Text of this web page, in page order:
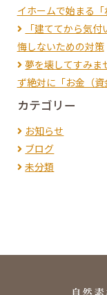
イホームで始まる
「建ててから気
悔しないための対策
夢を壊してすみま
ず絶対に「お金（資
カテゴリー
お知らせ
ブログ
未分類